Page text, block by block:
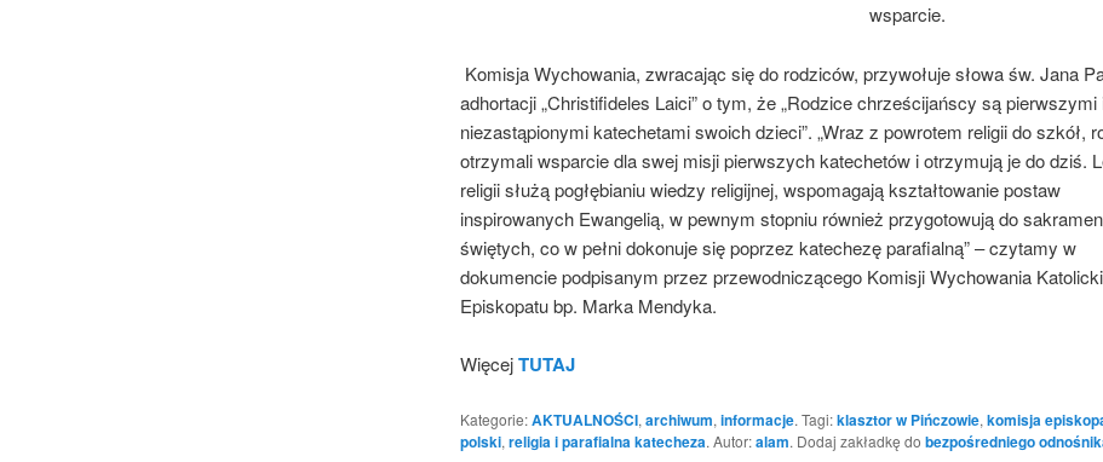
wsparcie.
Komisja Wychowania, zwracając się do rodziców, przywołuje słowa św. Jana
adhortacji „Christifideles Laici” o tym, że „Rodzice chrześcijańscy są pierwszymi
niezastąpionymi katechetami swoich dzieci”. „Wraz z powrotem religii do szkół,
otrzymali wsparcie dla swej misji pierwszych katechetów i otrzymują je do dziś.
religii służą pogłębianiu wiedzy religijnej, wspomagają kształtowanie postaw
inspirowanych Ewangelią, w pewnym stopniu również przygotowują do
świętych, co w pełni dokonuje się poprzez katechezę parafialną” – czytamy w
dokumencie podpisanym przez przewodniczącego Komisji Wychowania
Episkopatu bp. Marka Mendyka.
WięcejTUTAJ
Kategorie:AKTUALNOŚCI, archiwum, informacje. Tagi:klasztor w Pińczowie, komisja
polski, religia i parafialna katecheza. Autor:alam. Dodaj zakładkę do bezpośredniego